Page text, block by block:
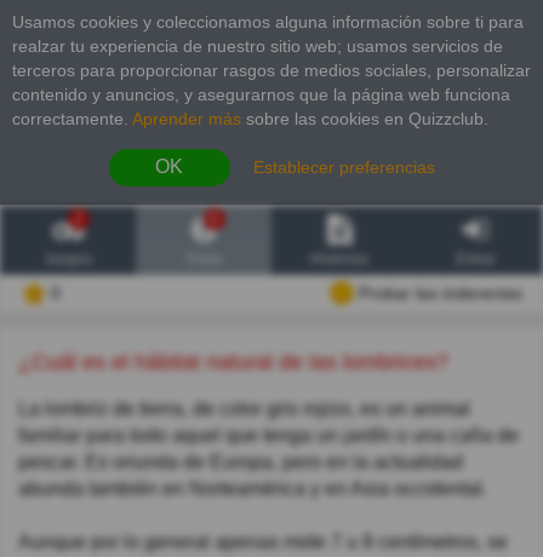
Usamos cookies y coleccionamos alguna información sobre ti para
realzar tu experiencia de nuestro sitio web; usamos servicios de
terceros para proporcionar rasgos de medios sociales, personalizar
contenido y anuncios, y asegurarnos que la página web funciona
correctamente. Aprender más sobre las cookies en Quizzclub.
OK Establecer preferencias
2
Probar las inderectas
¿Cuál es el hábitat natural de las lombrices?
La lombriz de tierra, de color gris rojizo, es un animal
familiar para todo aquel que tenga un jardín o una caña de
pescar. Es oriunda de Europa, pero en la actualidad
abunda también en Norteamérica y en Asia occidental.
Aunque por lo general apenas mide 7 u 8 centímetros, se